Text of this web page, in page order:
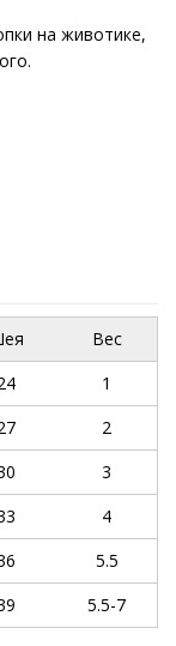
на животике,
Вес
1
2
3
4
5.5
5.5-7